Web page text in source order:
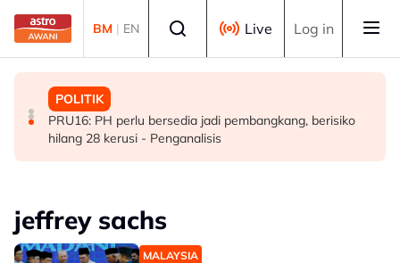
Skip to main content
BM | EN Live Log in
MALAYSIA
KESUMA perkasa ekosistem TVET menerusi kerjasama
ADTEC-ITE Singapura
MALAYSIA
Tiga lelaki pelarian Myanmar ditahan bantu siasatan kes
seksual OKU
POLITIK
PRU16: PH perlu bersedia jadi pembangkang, berisiko
hilang 28 kerusi - Penganalisis
jeffrey sachs
MALAYSIA